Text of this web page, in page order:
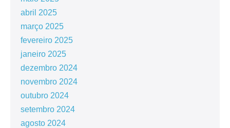
abril 2025
março 2025
fevereiro 2025
janeiro 2025
dezembro 2024
novembro 2024
outubro 2024
setembro 2024
agosto 2024